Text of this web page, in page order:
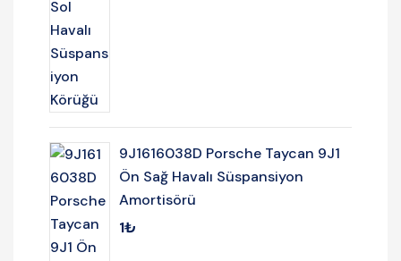
9J1616038D Porsche Taycan 9J1
Ön Sağ Havalı Süspansiyon
Amortisörü
1₺